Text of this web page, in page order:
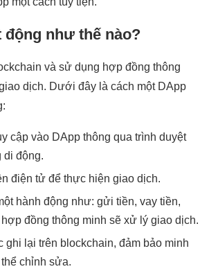
động như thế nào?
và sử dụng hợp đồng thông
dịch. Dưới đây là cách một DApp
cập vào DApp thông qua trình duyệt
di động.
điện tử để thực hiện giao dịch.
hành động như: gửi tiền, vay tiền,
đồng thông minh sẽ xử lý giao dịch.
ghi lại trên blockchain, đảm bảo minh
chỉnh sửa.